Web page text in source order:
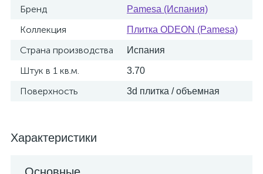
Бренд Pamesa (Испания)
Коллекция Плитка ODEON (Pamesa)
Страна производства Испания
Штук в 1 кв.м. 3.70
Поверхность 3d плитка / объемная
Характеристики